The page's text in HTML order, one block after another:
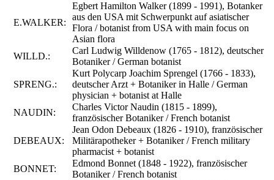
E.WALKER:
Egbert Hamilton Walker (1899 - 1991), Botanker
aus den USA mit Schwerpunkt auf asiatischer
Flora / botanist from USA with main focus on
Asian flora
WILLD.:
Carl Ludwig Willdenow (1765 - 1812), deutscher
Botaniker / German botanist
SPRENG.:
Kurt Polycarp Joachim Sprengel (1766 - 1833),
deutscher Arzt + Botaniker in Halle / German
physician + botanist at Halle
NAUDIN:
Charles Victor Naudin (1815 - 1899),
französischer Botaniker / French botanist
DEBEAUX:
Jean Odon Debeaux (1826 - 1910), französischer
Militärapotheker + Botaniker / French military
pharmacist + botanist
BONNET:
Edmond Bonnet (1848 - 1922), französischer
Botaniker / French botanist